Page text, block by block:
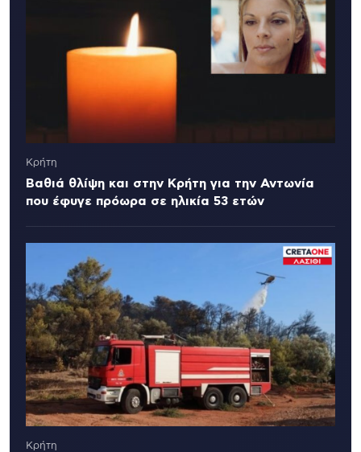
Κρήτη
Βαθιά θλίψη και στην Κρήτη για την Αντωνία
που έφυγε πρόωρα σε ηλικία 53 ετών
Κρήτη